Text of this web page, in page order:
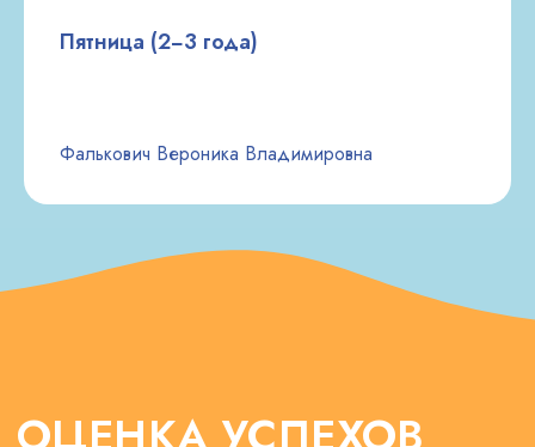
Пятница (2−3 года)
Фалькович Вероника Владимировна
СТАРТ, КОТОРЫЙ ОН